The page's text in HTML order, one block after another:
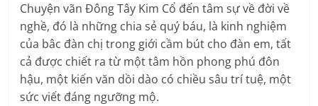
Chuyện vãn Đông Tây Kim Cổ đến tâm sự về đời về
nghề, đó là những chia sẻ quý báu, là kinh nghiệm
của bâc đàn chị trong giới cầm bút cho đàn em, tất
cả được chiết ra từ một tâm hồn phong phú đôn
hậu, một kiến văn dồi dào có chiều sâu trí tuệ, một
sức viết đáng ngưỡng mộ.